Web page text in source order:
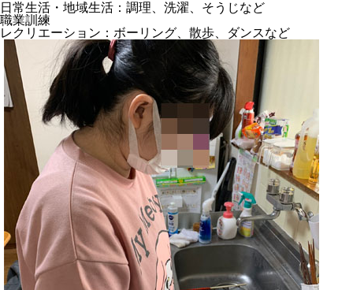
日常生活・地域生活：調理、洗濯、そうじなど
職業訓練
レクリエーション：ボーリング、散歩、ダンスなど